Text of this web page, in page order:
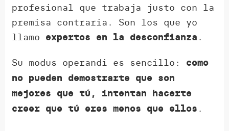
profesional que trabaja justo con la
premisa contraria. Son los que yo
llamo expertos en la desconfianza .
Su modus operandi es sencillo: como
no pueden demostrarte que son
mejores que tú, intentan hacerte
creer que tú eres menos que ellos .